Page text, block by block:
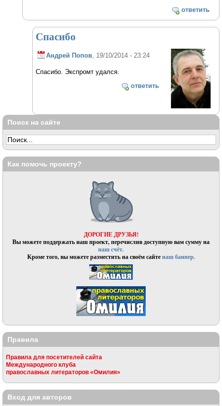
ответить
Спасибо
Андрей Попов , 19/10/2014 - 23:24
Спасибо. Экспромт удался.
ответить
Поиск на сайте
Как помочь проекту?
ДОРОГИЕ ДРУЗЬЯ!
Вы можете поддержать наш проект, перечислив доступную вам сумму на
наш счёт.
Кроме того, вы можете разместить на своём сайтенаш баннер.
Правила
Правила для посетителей сайта
Международного клуба
православных литераторов «Омилия»
Вход для авторов